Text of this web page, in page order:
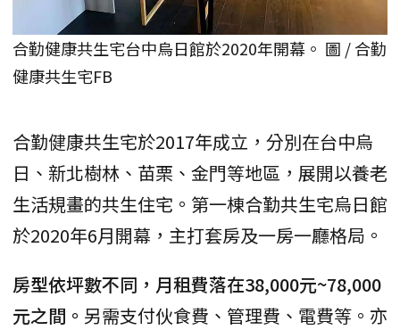
合勤健康共生宅台中烏日館於2020年開幕。 圖 / 合勤
健康共生宅FB
合勤健康共生宅於2017年成立，分別在台中烏
日、新北樹林、苗栗、金門等地區，展開以養老
生活規畫的共生住宅。第一棟合勤共生宅烏日館
於2020年6月開幕，主打套房及一房一廳格局。
房型依坪數不同，月租費落在38,000元~78,000
元之間。 另需支付伙食費、管理費、電費等。亦